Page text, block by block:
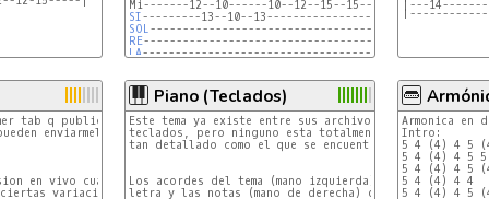
SI
SOL
RE
LA
|---
tab q publico
enviarmela al mail
en vivo cuando presentan el disco Tango
variaciones a la version en estudio
Piano (Teclados)
Este tema ya existe entre sus archivos, incluso para
teclados, pero ninguno esta totalmente correcto ni
tan detallado como el que se encuentra a continuación.
Los acordes del tema (mano izquierda) están entre la
letra y las notas (mano de derecha) de la melodía por
Armonica en
Intro:
5 4 (4) 4 5
5 4 (4) 4 5 5
5 4 (4) 4 5
5 4 (4) 4 4
5 4 (4) 4 5